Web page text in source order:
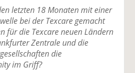
letzten 18 Monaten mit einer
bei der Texcare gemacht
für die Texcare neuen Ländern
Zentrale und die
die
im Griff?